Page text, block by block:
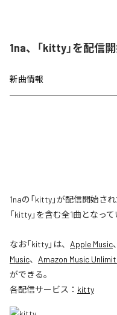
1na、「kitty」を配信
新曲情報
1naの「kitty」が配信開始さ
「kitty」を含む全1曲となって
なお「kitty」は、 Apple Music、
Music、 Amazon Music
ができる。
各配信サービス： kitty